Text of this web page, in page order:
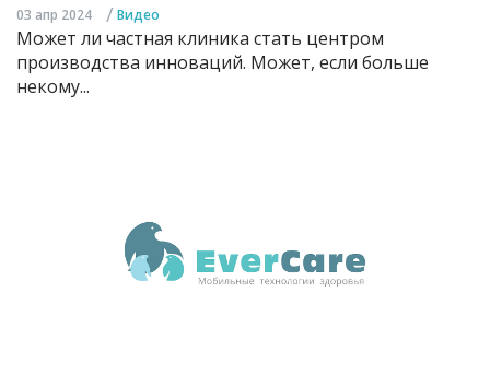
03 апр 2024 / Видео
Может ли частная клиника стать центром
производства инноваций. Может, если больше
некому...